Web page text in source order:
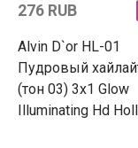
276 RUB
Alvin D`or HL-01
Пудровый
(тон 03) 3х1 Glow
Illuminating Hd